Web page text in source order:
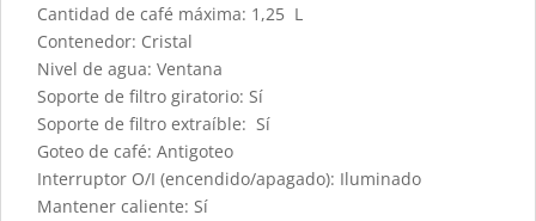
Cantidad de café máxima: 1,25 L
Contenedor: Cristal
Nivel de agua: Ventana
Soporte de filtro giratorio: Sí
Soporte de filtro extraíble: Sí
Goteo de café: Antigoteo
Interruptor O/I (encendido/apagado): Iluminado
Mantener caliente: Sí